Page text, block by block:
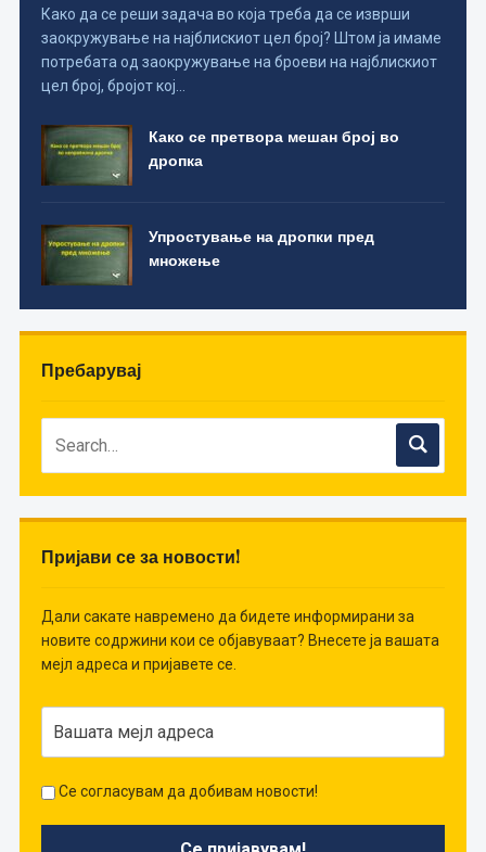
Како да се реши задача во која треба да се изврши
заокружување на најблискиот цел број? Штом ја имаме
потребата од заокружување на броеви на најблискиот
цел број, бројот кој…
Како се претвора мешан број во
дропка
Упростување на дропки пред
множење
Пребарувај
Пријави се за новости!
Дали сакате навремено да бидете информирани за
новите содржини кои се објавуваат? Внесете ја вашата
мејл адреса и пријавете се.
Се согласувам да добивам новости!